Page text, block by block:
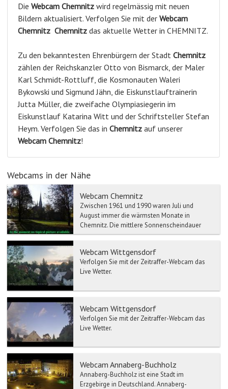
Die Webcam Chemnitz wird regelmässig mit neuen
Bildern aktualisiert. Verfolgen Sie mit der Webcam
Chemnitz Chemnitz das aktuelle Wetter in CHEMNITZ.
Zu den bekanntesten Ehrenbürgern der Stadt Chemnitz
zählen der Reichskanzler Otto von Bismarck, der Maler
Karl Schmidt-Rottluff, die Kosmonauten Waleri
Bykowski und Sigmund Jähn, die Eiskunstlauftrainerin
Jutta Müller, die zweifache Olympiasiegerin im
Eiskunstlauf Katarina Witt und der Schriftsteller Stefan
Heym. Verfolgen Sie das in Chemnitz auf unserer
Webcam Chemnitz!
Webcams in der Nähe
Webcam Chemnitz
Zwischen 1961 und 1990 waren Juli und
August immer die wärmsten Monate in
Chemnitz. Die mittlere Sonnenscheindauer
liegt bei rund 1530 Stunden im J...
Webcam Wittgensdorf
Verfolgen Sie mit der Zeitraffer-Webcam das
Live Wetter.
Webcam Wittgensdorf
Verfolgen Sie mit der Zeitraffer-Webcam das
Live Wetter.
Webcam Annaberg-Buchholz
Annaberg-Buchholz ist eine Stadt im
Erzgebirge in Deutschland. Annaberg-